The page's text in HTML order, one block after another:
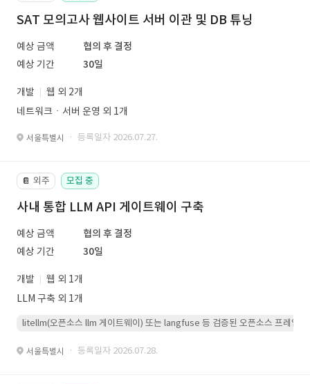
SAT 모의고사 웹사이트 서버 이관 및 DB 튜닝
예상 금액
협의 후 결정
예상 기간
30일
개발
웹 외 2개
네트워크ㆍ서버 운영 외 1개
서울특별시 · 등록일자 2026.07.27.
📔 외주 모집 중
사내 통합 LLM API 게이트웨이 구축
예상 금액
협의 후 결정
예상 기간
30일
개발
웹 외 1개
LLM 구축 외 1개
litellm(오픈소스 llm 게이트웨이) 또는 langfuse 등 검증된 오픈소스 프레임워
서울특별시 · 등록일자 2026.07.28.